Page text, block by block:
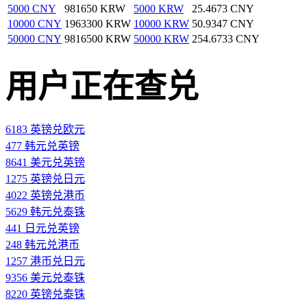
5000 CNY
981650 KRW 5000 KRW
25.4673 CNY
10000 CNY 1963300 KRW 10000 KRW 50.9347 CNY
50000 CNY 9816500 KRW 50000 KRW 254.6733 CNY
用户正在查兑
6183 英镑兑欧元
477 韩元兑英镑
8641 美元兑英镑
1275 英镑兑日元
4022 英镑兑港币
5629 韩元兑泰铢
441 日元兑英镑
248 韩元兑港币
1257 港币兑日元
9356 美元兑泰铢
8220 英镑兑泰铢